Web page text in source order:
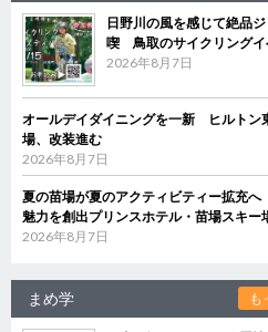
日野川の風を感じて絶品
喫 鳥取のサイクリングイ
2026年8月7日
オールデイダイニングを一新 ヒルトン
場、改装進む
2026年8月7日
夏の苗場が夏のアクティビティー拡充
魅力を創出プリンスホテル・苗場スキー
2026年8月7日
まめ学 も